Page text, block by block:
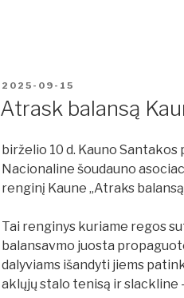
PASKELBTA
2025-09-15
Atrask balansą
birželio 10 d. Kauno
Nacionaline šoudauno
renginį Kaune „Atraks
Tai renginys kuriame regos
balansavmo juosta
dalyviams išandyti jiems
aklųjų stalo tenisą ir slackline